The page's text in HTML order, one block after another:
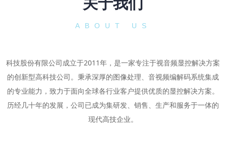
科技股份有限公司成立于2011年，是一家专注于视音频显控解决方案
的创新型高科技公司。秉承深厚的图像处理、音视频编解码系统集成
的专业能力，致力于面向全球各行业客户提供优质的显控解决方案。
历经几十年的发展，公司已成为集研发、销售、生产和服务于一体的
现代高技企业。
ABOUT US